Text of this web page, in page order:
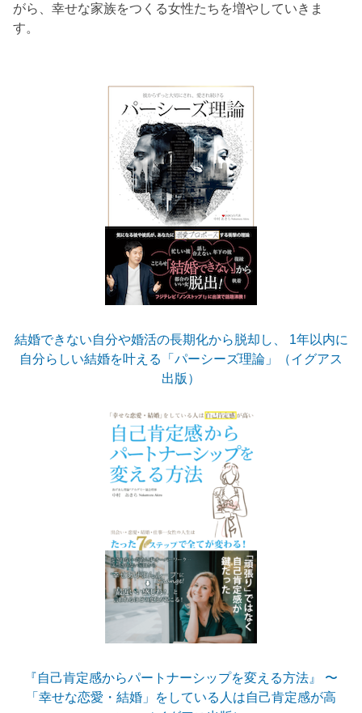
がら、幸せな家族をつくる女性たちを増やしていきま
す。
結婚できない自分や婚活の長期化から脱却し、 1年以内に
自分らしい結婚を叶える「パーシーズ理論」（イグアス
出版）
『自己肯定感からパートナーシップを変える方法』 〜
「幸せな恋愛・結婚」をしている人は自己肯定感が高